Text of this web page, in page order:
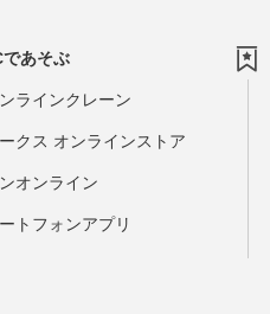
であそぶ
ラインクレーン
クス オンラインストア
オンライン
トフォンアプリ